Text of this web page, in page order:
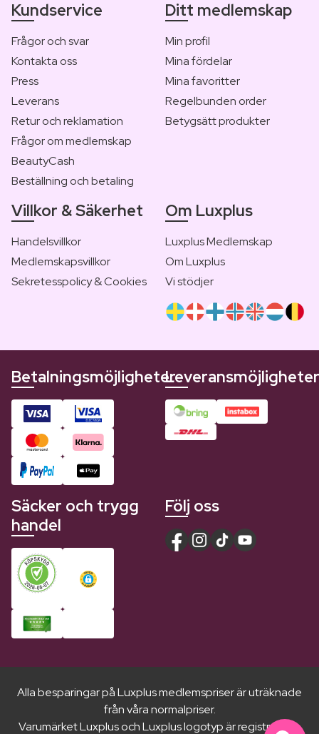
Kundservice
Frågor och svar
Kontakta oss
Press
Leverans
Retur och reklamation
Frågor om medlemskap
BeautyCash
Beställning och betaling
Ditt medlemskap
Min profil
Mina fördelar
Mina favoritter
Regelbunden order
Betygsätt produkter
Villkor & Säkerhet
Handelsvillkor
Medlemskapsvillkor
Sekretesspolicy & Cookies
Om Luxplus
Luxplus Medlemskap
Om Luxplus
Vi stödjer
BetalningsmöjligheterLeveransmöjligheter
Säcker och trygg
handel
Följ oss
Alla besparingar på Luxplus medlemspriser är uträknade
från våra normalpriser.
Varumärket Luxplus och Luxplus logotyp är registrerade